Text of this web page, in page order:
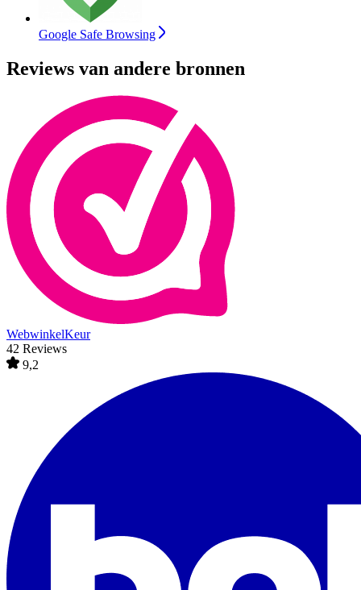
Google Safe Browsing
Reviews van andere bronnen
WebwinkelKeur
42 Reviews
9,2